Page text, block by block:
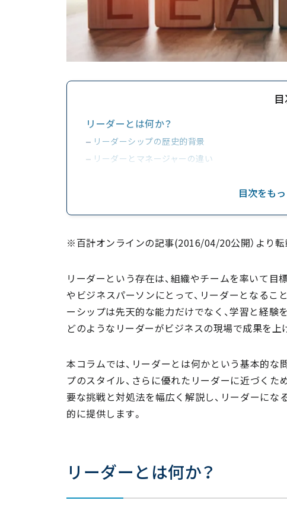
リーダーとは何か？
リーダーシップの歴史的背景
リーダーとマネージャーの違い
チームを導く力
決断力と問題解決能力
個々の能力を引き出す方法
組織全体を統括する視点
指導型リーダーシップ
参加型リーダーシップ
サーバントリーダーシップ
カリスマ的リーダーシップ
目的意識の重要性
目次をも
※百計オンラインの記事(2016/04/20公開）より転
リーダーという存在は、組織やチームを率いて
やビジネスパーソンにとって、リーダーとなる
ーシップは先天的な能力だけでなく、学習と経験
どのようなリーダーがビジネスの現場で成果を上
本コラムでは、リーダーとは何かという基本的な
プのスタイル、さらに優れたリーダーに近づく
要な挑戦と対処法を幅広く解説し、リーダーに
的に提供します。
リーダーとは何か？